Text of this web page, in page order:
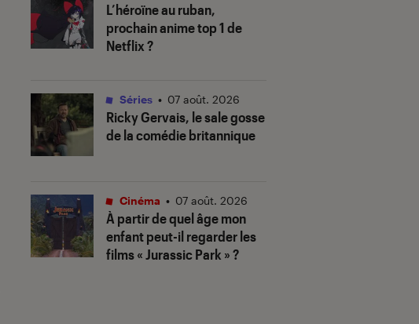
L’héroïne au ruban,
prochain anime top 1 de
Netflix ?
Ricky Gervais, le sale gosse
de la comédie britannique
Séries • 07 août. 2026
À partir de quel âge mon
enfant peut-il regarder les
films « Jurassic Park » ?
Cinéma • 07 août. 2026